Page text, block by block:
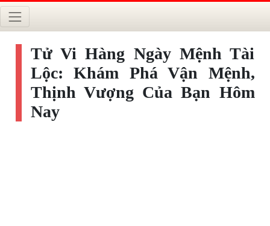
Tử Vi Hàng Ngày Mệnh Tài
Lộc: Khám Phá Vận Mệnh,
Thịnh Vượng Của Bạn Hôm
Nay